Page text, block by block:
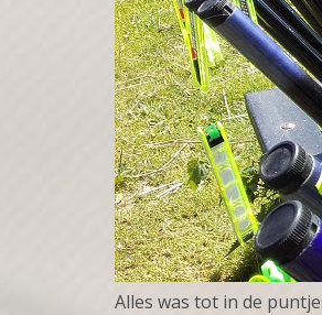
Alles was tot in de